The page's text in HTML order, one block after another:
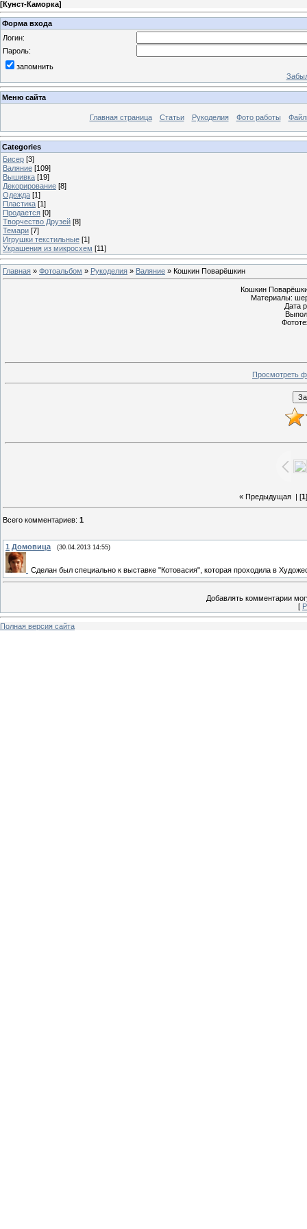
[Кунст-Каморка]
Форма входа
Логин:
Пароль:
запомнить
Меню сайта
Главная страница Статьи Рукоделия Фото работы
Categories
Бисер [3]
Валяние [109]
Вышивка [19]
Декорирование [8]
Одежда [1]
Пластика [1]
Продается [0]
Творчество Друзей [8]
Темари [7]
Игрушки текстильные [1]
Украшения из микросхем [11]
Главная » Фотоальбом » Рукоделия » Валяние » Кошкин Поварёшкин
Кошкин
Материалы:
Дата
Просмотреть
« Предыдущая| [1
Всего комментариев: 1
1 Домовица (30.04.2013 14:55)
Сделан был специально к выставке "Котовасия", которая проходила в
Добавлять комментарии
[
Полная версия сайта